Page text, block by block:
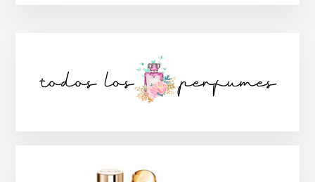
lateral